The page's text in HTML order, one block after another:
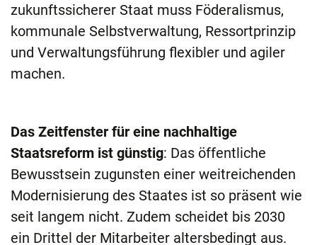
zukunftssicherer Staat muss Föderalismus,
kommunale Selbstverwaltung, Ressortprinzip
und Verwaltungsführung flexibler und agiler
machen.
Das Zeitfenster für eine nachhaltige
Staatsreform ist günstig: Das öffentliche
Bewusstsein zugunsten einer weitreichenden
Modernisierung des Staates ist so präsent wie
seit langem nicht. Zudem scheidet bis 2030
ein Drittel der Mitarbeiter altersbedingt aus.